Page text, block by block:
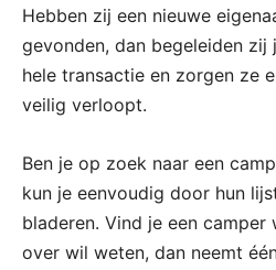
Hebben zij een nieuwe
gevonden, dan begeleiden
hele transactie en zorgen ze
veilig verloopt.
Ben je op zoek naar een
kun je eenvoudig door hun
bladeren. Vind je een
over wil weten, dan neemt